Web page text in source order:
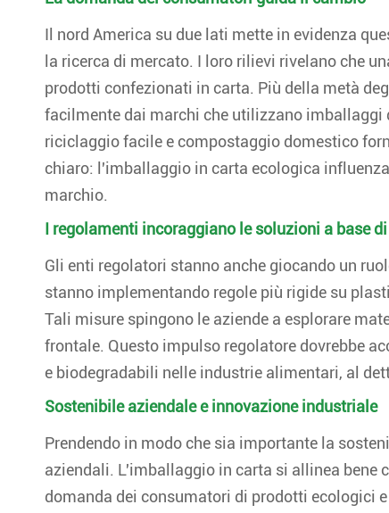
Il nord America su due lati mette in evidenza
la ricerca di mercato. I loro rilievi rivelano che
prodotti confezionati in carta. Più della metà
facilmente dai marchi che utilizzano imballaggi
riciclaggio facile e compostaggio domestico
chiaro: l'imballaggio in carta ecologica
marchio.
I regolamenti incoraggiano le soluzioni a base
Gli enti regolatori stanno anche giocando un
stanno implementando regole più rigide su
Tali misure spingono le aziende a esplorare
frontale. Questo impulso regolatore dovrebbe
e biodegradabili nelle industrie alimentari, al
Sostenibile aziendale e innovazione industriale
Prendendo in modo che sia importante la
aziendali. L'imballaggio in carta si allinea bene
domanda dei consumatori di prodotti ecologici